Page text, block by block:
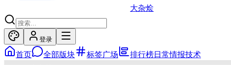
大杂烩
登录
首页 全部版块 标签广场 排行榜日常情报技术